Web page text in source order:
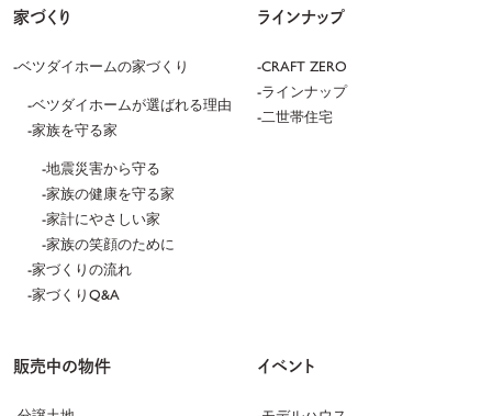
家づくり
ベツダイホームの家づくり
ベツダイホームが選ばれる理由
家族を守る家
地震災害から守る
家族の健康を守る家
家計にやさしい家
家族の笑顔のために
家づくりの流れ
家づくりQ&A
ラインナップ
CRAFT ZERO
ラインナップ
二世帯住宅
販売中の物件 イベント